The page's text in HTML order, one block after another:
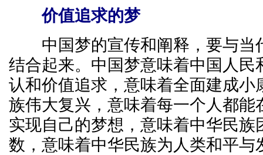
价值追求的梦
中国梦的宣传和阐释，要与当
结合起来。中国梦意味着中国人民
认和价值追求，意味着全面建成小
族伟大复兴，意味着每一个人都能
实现自己的梦想，意味着中华民族
数，意味着中华民族为人类和平与